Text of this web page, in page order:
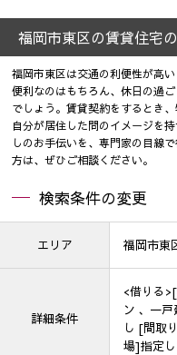
福岡市東区の賃貸住宅
福岡市東区は交通の利便性が高
便利なのはもちろん、休日の過
でしょう。賃貸契約をするとき
自分が居住した問のイメージを
しのお手伝いを、専門家の目線
方は、ぜひご相談ください。
検索条件の変更
エリア 福岡市東
詳細条件
<借りる
ン 、一
し [間取
場]指定